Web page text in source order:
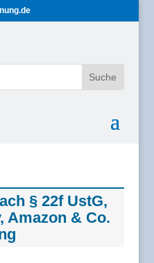
§ 22f UstG,
Amazon & Co.